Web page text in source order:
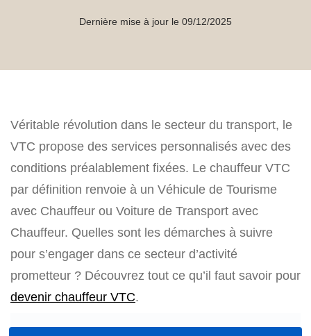
Dernière mise à jour le 09/12/2025
Véritable révolution dans le secteur du transport, le
VTC propose des services personnalisés avec des
conditions préalablement fixées. Le chauffeur VTC
par définition renvoie à un Véhicule de Tourisme
avec Chauffeur ou Voiture de Transport avec
Chauffeur. Quelles sont les démarches à suivre
pour s’engager dans ce secteur d’activité
prometteur ? Découvrez tout ce qu’il faut savoir pour
devenir chauffeur VTC.